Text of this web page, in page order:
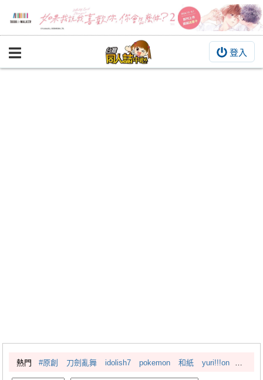
登入
BOOKY書集倉庫
繪圖藝廊
交流中心
熱門 #原創 刀劍亂舞 idolish7 pokemon 和紙 yuri!!!on